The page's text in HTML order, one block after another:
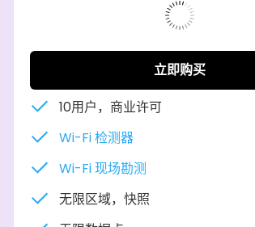
573943
立即购买
10用户，商业许可
Wi-Fi 检测器
Wi-Fi 现场勘测
无限区域，快照